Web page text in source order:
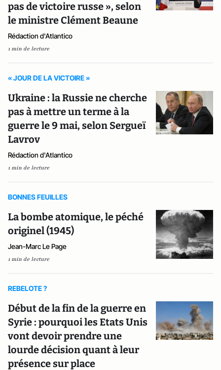
pas de victoire russe », selon
le ministre Clément Beaune
Rédaction d'Atlantico
1 min de lecture
« JOUR DE LA VICTOIRE »
Ukraine : la Russie ne cherche
pas à mettre un terme à la
guerre le 9 mai, selon Sergueï
Lavrov
Rédaction d'Atlantico
1 min de lecture
BONNES FEUILLES
La bombe atomique, le péché
originel (1945)
Jean-Marc Le Page
1 min de lecture
REBELOTE ?
Début de la fin de la guerre en
Syrie : pourquoi les Etats Unis
vont devoir prendre une
lourde décision quant à leur
présence sur place